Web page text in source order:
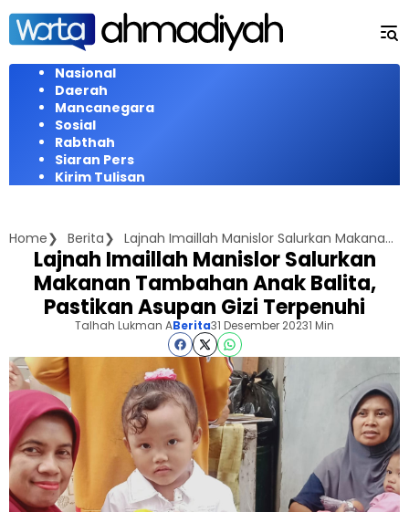
Langsung
konten
Nasional
Daerah
Mancanegara
Sosial
Rabthah
Siaran Pers
Kirim Tulisan
Home Berita Lajnah Imaillah Manislor Salurkan Makanan Tambahan Anak Balita, Pastikan Asupan Gizi Terpenuhi
Lajnah Imaillah Manislor Salurkan
Makanan Tambahan Anak Balita,
Pastikan Asupan Gizi Terpenuhi
Talhah Lukman ABerita31 Desember 20231 Min